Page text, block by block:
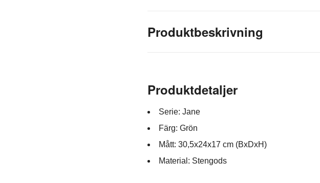
Produktbeskrivning
Produktdetaljer
Serie: Jane
Färg: Grön
Mått: 30,5x24x17 cm (BxDxH)
Material: Stengods